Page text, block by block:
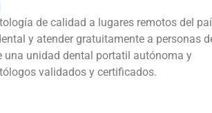
de calidad a lugares remotos del
y atender gratuitamente a personas
una unidad dental portatil autónoma y
validados y certificados.